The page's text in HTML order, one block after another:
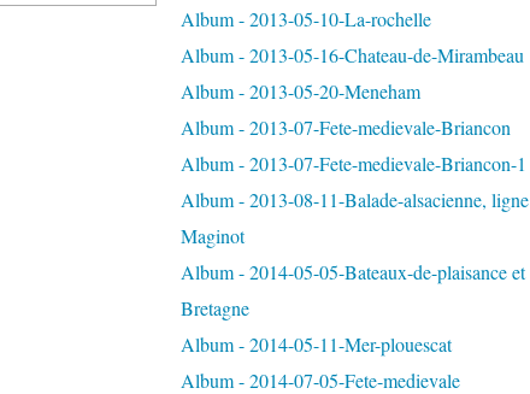
Album - 2013-05-10-La-rochelle
Album - 2013-05-16-Chateau-de-Mirambeau
Album - 2013-05-20-Meneham
Album - 2013-07-Fete-medievale-Briancon
Album - 2013-07-Fete-medievale-Briancon-1
Album - 2013-08-11-Balade-alsacienne, ligne
Maginot
Album - 2014-05-05-Bateaux-de-plaisance et
Bretagne
Album - 2014-05-11-Mer-plouescat
Album - 2014-07-05-Fete-medievale